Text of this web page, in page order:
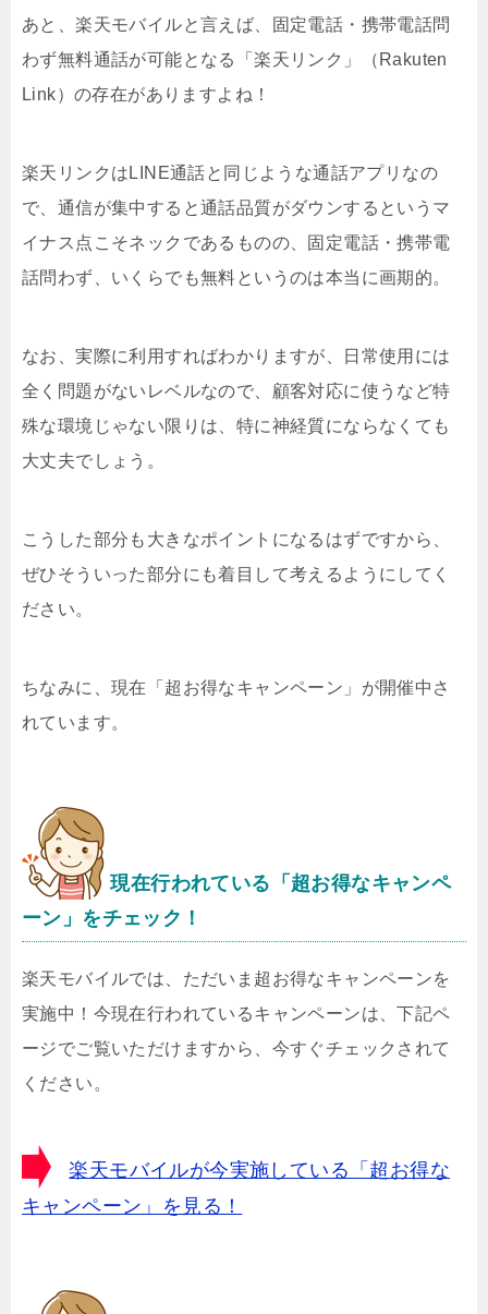
あと、楽天モバイルと言えば、固定電話・携帯電話問
わず無料通話が可能となる「楽天リンク」（Rakuten
Link）の存在がありますよね！
楽天リンクはLINE通話と同じような通話アプリなの
で、通信が集中すると通話品質がダウンするというマ
イナス点こそネックであるものの、固定電話・携帯電
話問わず、いくらでも無料というのは本当に画期的。
なお、実際に利用すればわかりますが、日常使用には
全く問題がないレベルなので、顧客対応に使うなど特
殊な環境じゃない限りは、特に神経質にならなくても
大丈夫でしょう。
こうした部分も大きなポイントになるはずですから、
ぜひそういった部分にも着目して考えるようにしてく
ださい。
ちなみに、現在「超お得なキャンペーン」が開催中さ
れています。
現在行われている「超お得なキャンペ
ーン」をチェック！
楽天モバイルでは、ただいま超お得なキャンペーンを
実施中！今現在行われているキャンペーンは、下記ペ
ージでご覧いただけますから、今すぐチェックされて
ください。
楽天モバイルが今実施している「超お得な
キャンペーン」を見る！